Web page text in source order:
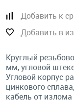
Добавить к
Добавить в
Круглый
мм, угловой
Угловой корпус
цинкового
кабель от